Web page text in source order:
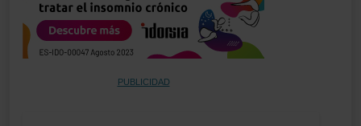
PUBLICIDAD